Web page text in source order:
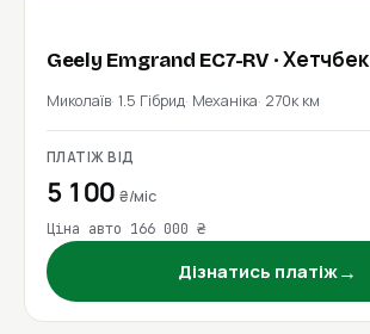
Geely Emgrand EC7-RV · Хетчбек
Миколаїв 1.5 Гібрид Механіка 270к км
ПЛАТІЖ ВІД
5 100₴/міс
Ціна авто 166 000 ₴
Дізнатись платіж→